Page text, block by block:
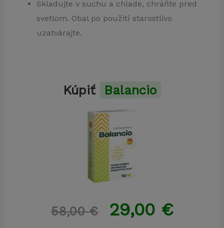
Skladujte v suchu a chlade, chráňte pred
svetlom. Obal po použití starostlivo
uzatvárajte.
Kúpiť Balancio
58,00€ 29,00 €